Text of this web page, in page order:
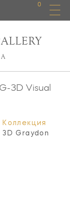
0
ALLERY
3D Visual
Коллекция
3D Graydon